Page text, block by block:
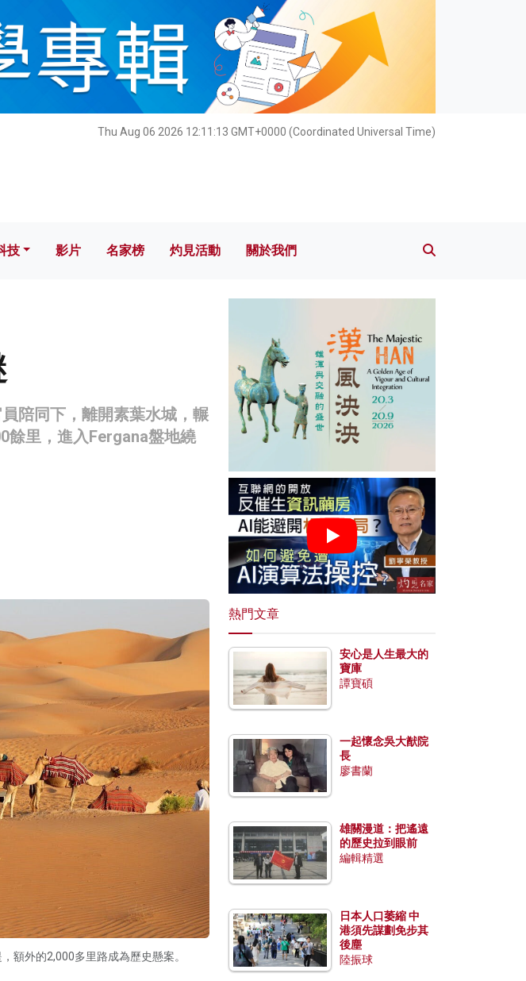
Thu Aug 06 2026 12:11:15 GMT+0000 (Coordinated Universal Time)
技 影片 名家榜 灼見活動 關於我們
技 影片 名家榜 灼見活動 關於我們
陪同下，離開素葉水城，輾
餘里，進入Fergana盤地繞
額外的2,000多里路成為歷史懸案。
熱門文章
安心是人生最大的
寶庫
譚寶碩
一起懷念吳大猷院
長
廖書蘭
雄關漫道：把遙遠
的歷史拉到眼前
編輯精選
日本人口萎縮 中
港須先謀劃免步其
後塵
陸振球